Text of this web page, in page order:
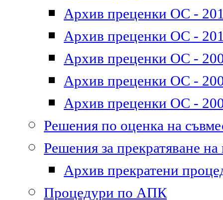
Архив преценки ОС -
Архив преценки ОС -
Архив преценки ОС -
Архив преценки ОС -
Архив преценки ОС -
Решения по оценка на
Решения за прекратяване
Архив прекратени
Процедури по АПК